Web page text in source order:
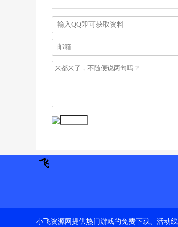
小飞资源网提供热门游戏的免费下载、活动